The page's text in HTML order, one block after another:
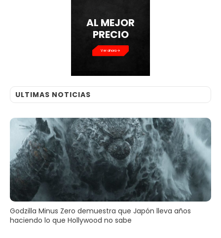
AL MEJOR
PRECIO
Ver ahora
ULTIMAS NOTICIAS
Godzilla Minus Zero demuestra que Japón lleva años
haciendo lo que Hollywood no sabe